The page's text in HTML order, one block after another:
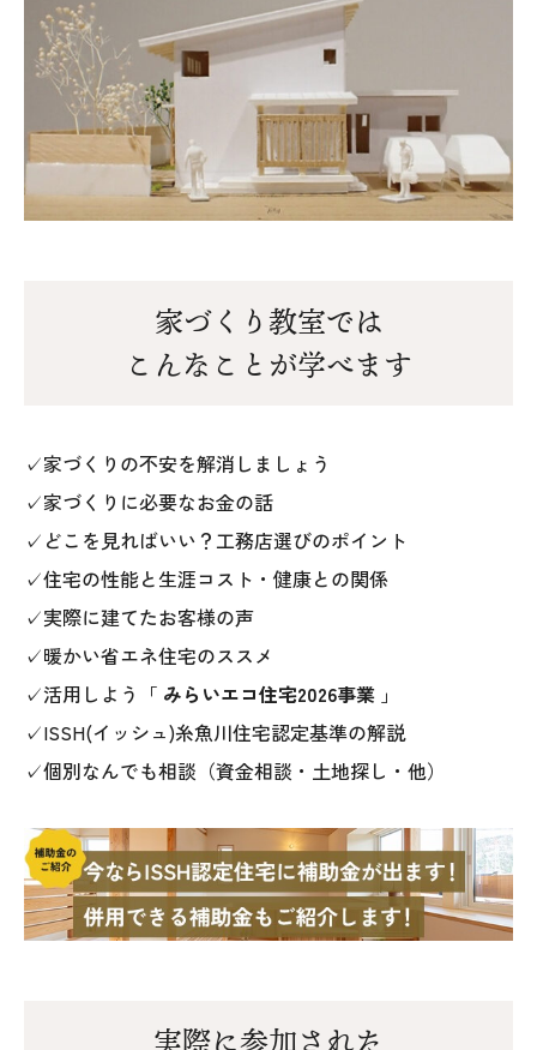
家づくり教室では
こんなことが学べます
✓家づくりの不安を解消しましょう
✓家づくりに必要なお金の話
✓どこを見ればいい？工務店選びのポイント
✓住宅の性能と生涯コスト・健康との関係
✓実際に建てたお客様の声
✓暖かい省エネ住宅のススメ
✓活用しよう「 みらいエコ住宅2026事業 」
✓ISSH(イッシュ)糸魚川住宅認定基準の解説
✓個別なんでも相談（資金相談・土地探し・他）
実際に参加された